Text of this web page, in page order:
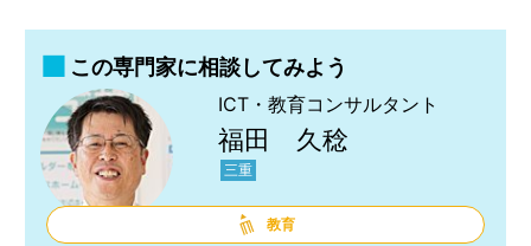
この専門家に相談してみよう
ICT・教育コンサルタント
福田 久稔
三重
教育